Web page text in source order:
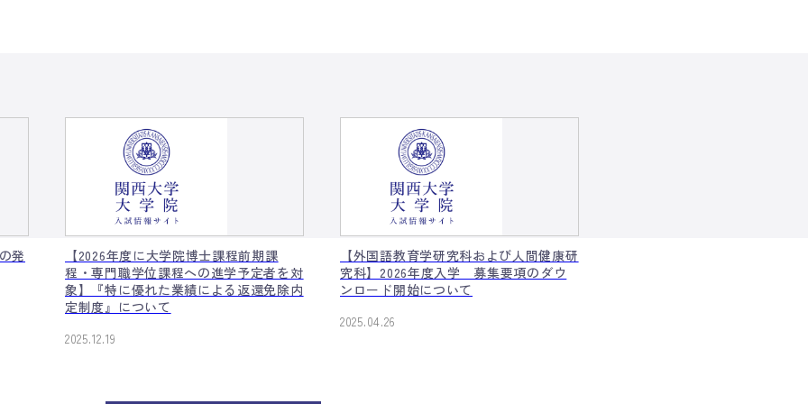
発
【2026年度に大学院博士課程前期課
程・専門職学位課程への進学予定者を対
象】『特に優れた業績による返還免除内
定制度』について
2025.12.19
【外国語教育学研究科および人間健康研
究科】2026年度入学 募集要項のダウ
ンロード開始について
2025.04.26